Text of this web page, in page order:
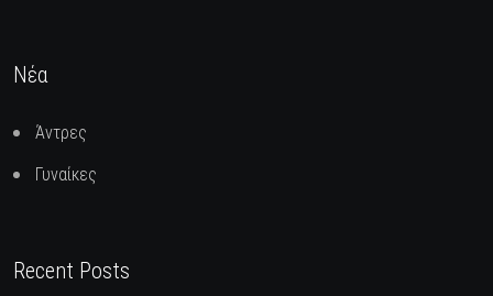
Νέα
Άντρες
Γυναίκες
Recent Posts